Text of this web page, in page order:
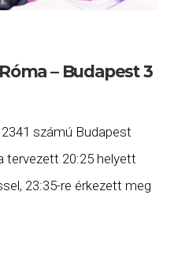
– Budapest 3
számú Budapest
tervezett 20:25 helyett
23:35-re érkezett meg